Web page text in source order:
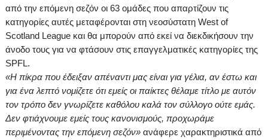
από την επόμενη σεζόν οι 63 ομάδες που απαρτίζουν τις
κατηγορίες αυτές μεταφέρονται στη νεοσύστατη West of
Scotland League και θα μπορούν από εκεί να διεκδικήσουν την
άνοδο τους για να φτάσουν στις επαγγελματικές κατηγορίες της
SPFL.
«Η πίκρα που έδειξαν απέναντι μας είναι για γέλια, αν έστω και
για ένα λεπτό νομίζετε ότι εμείς οι παίκτες θέλαμε τίτλο με αυτόν
τον τρόπο δεν γνωρίζετε καθόλου καλά τον σύλλογο ούτε εμάς.
Δεν φτιάχνουμε εμείς τους κανονισμούς, προχωράμε
περιμένοντας την επόμενη σεζόν» ανάφερε χαρακτηριστικά από